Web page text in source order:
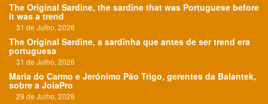
The Original Sardine, the sardine that was Portuguese before
it was a trend
31 de Julho, 2026
The Original Sardine, a sardinha que antes de ser trend era
portuguesa
31 de Julho, 2026
Maria do Carmo e Jerónimo Pão Trigo, gerentes da Balantek,
sobre a JoiaPro
29 de Julho, 2026